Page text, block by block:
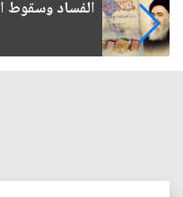
رواتب